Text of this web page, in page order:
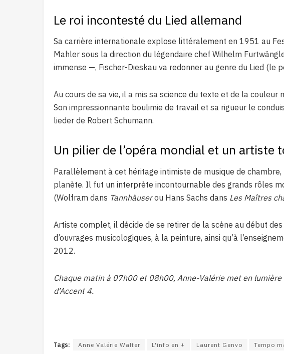
Le roi incontesté du Lied allemand
Sa carrière internationale explose littéralement en 1951 au
Mahler sous la direction du légendaire chef Wilhelm
immense —, Fischer-Dieskau va redonner au genre du Lied
Au cours de sa vie, il a mis sa science du texte et de la
Son impressionnante boulimie de travail et sa rigueur le
lieder de Robert Schumann.
Un pilier de l’opéra mondial et un artiste
Parallèlement à cet héritage intimiste de musique de
planète. Il fut un interprète incontournable des grands rôles
(Wolfram dans Tannhäuserou Hans Sachs dans Les Maîtres
Artiste complet, il décide de se retirer de la scène au début
d’ouvrages musicologiques, à la peinture, ainsi qu’à
2012.
Chaque matin à 07h00 et 08h00, Anne-Valérie met en
d’Accent 4.
Tags: Anne Valérie Walter L'info en + Laurent Genvo Tempo